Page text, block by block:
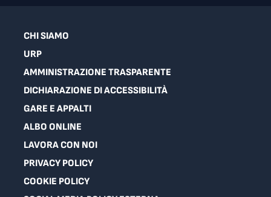
CHI SIAMO
URP
AMMINISTRAZIONE TRASPARENTE
DICHIARAZIONE DI ACCESSIBILITÀ
GARE E APPALTI
ALBO ONLINE
LAVORA CON NOI
PRIVACY POLICY
COOKIE POLICY